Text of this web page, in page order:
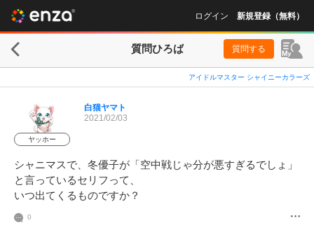
ログイン 新規登録（無料）
質問ひろば 質問する
アイドルマスター シャイニーカラーズ
ヤッホー
白猫ヤマト
2021/02/03
シャニマスで、冬優子が「空中戦じゃ分が悪すぎるでしょ」
と言っているセリフって、
いつ出てくるものですか？
0